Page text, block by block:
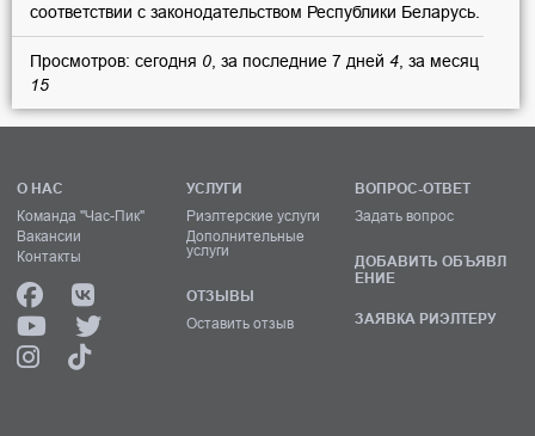
соответствии с законодательством Республики Беларусь.
Просмотров: сегодня 0 , за последние 7 дней 4 , за месяц
15
О НАС
Команда "Час-Пик"
Вакансии
Контакты
УСЛУГИ
Риэлтерские услуги
Дополнительные
услуги
ОТЗЫВЫ
Оставить отзыв
ВОПРОС-ОТВЕТ
Задать вопрос
ДОБАВИТЬ ОБЪЯВЛ
ЕНИЕ
ЗАЯВКА РИЭЛТЕРУ